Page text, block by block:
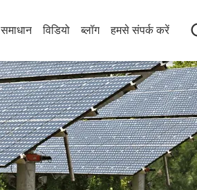
समाधान विडियो ब्लॉग हमसे संपर्क करें